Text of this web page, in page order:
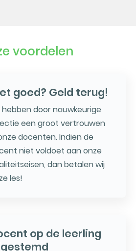
voordelen
goed? Geld terug!
hebben door nauwkeurige
een groot vertrouwen
docenten. Indien de
niet voldoet aan onze
dan betalen wij
les!
op de leerling